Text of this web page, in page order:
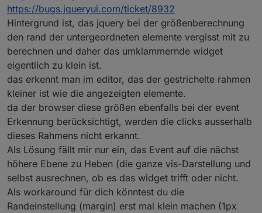
https://bugs.jqueryui.com/ticket/8932
Hintergrund ist, das jquery bei der größenberechnung
den rand der untergeordneten elemente vergisst mit zu
berechnen und daher das umklammernde widget
eigentlich zu klein ist.
das erkennt man im editor, das der gestrichelte rahmen
kleiner ist wie die angezeigten elemente.
da der browser diese größen ebenfalls bei der event
Erkennung berücksichtigt, werden die clicks ausserhalb
dieses Rahmens nicht erkannt.
Als Lösung fällt mir nur ein, das Event auf die nächst
höhere Ebene zu Heben (die ganze vis-Darstellung und
selbst ausrechnen, ob es das widget trifft oder nicht.
Als workaround für dich könntest du die
Randeinstellung (margin) erst mal klein machen (1px